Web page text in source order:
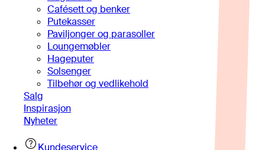
Cafésett og benker
Putekasser
Paviljonger og parasoller
Loungemøbler
Hageputer
Solsenger
Tilbehør og vedlikehold
Salg
Inspirasjon
Nyheter
Kundeservice